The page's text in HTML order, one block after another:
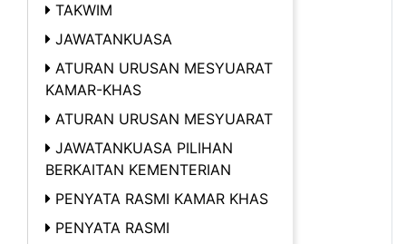
TAKWIM
JAWATANKUASA
ATURAN URUSAN MESYUARAT
KAMAR-KHAS
ATURAN URUSAN MESYUARAT
JAWATANKUASA PILIHAN
BERKAITAN KEMENTERIAN
PENYATA RASMI KAMAR KHAS
PENYATA RASMI